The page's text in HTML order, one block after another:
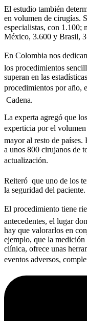
El estudio también
en volumen de cirugías.
especialistas, con 1.100;
México, 3.600 y Brasil,
En Colombia nos
los procedimientos
superan en las
procedimientos por año,
Cadena.
La experta agregó que
experticia por el volumen
mayor al resto de
a unos 800 cirujanos de
actualización.
Reiteró que uno de los
la seguridad del paciente.
El procedimiento tiene
antecedentes, el lugar
hay que valorarlos en
ejemplo, que la
clínica, ofrece unas
eventos adversos,